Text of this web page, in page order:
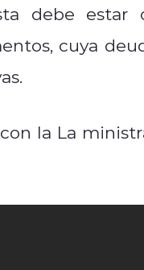
debe estar
cuya
la La